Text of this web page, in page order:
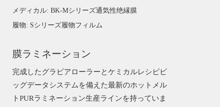
メディカル: BK-Mシリーズ通気性绝縁膜
履物: Sシリーズ履物フィルム
膜ラミネーション
完成したグラビアローラーとケミカルレシピビ
ッグデータシステムを備えた最新のホットメル
トPURラミネーション生産ラインを持っていま